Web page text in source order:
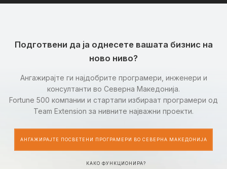
Подготвени да ја однесете вашата бизнис на
ново ниво?
Ангажирајте ги најдобрите програмери, инженери и
консултанти во Северна Македонија.
Fortune 500 компании и стартапи избираат програмери од
Team Extension за нивните најважни проекти.
АНГАЖИРАЈТЕ ПОСВЕТЕНИ ПРОГРАМЕРИ ВО СЕВЕРНА МАКЕДОНИЈА
КАКО ФУНКЦИОНИРА?